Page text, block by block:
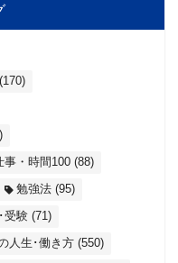
(170)
事・時間100 (88)
勉強法 (95)
受験 (71)
人生･働き方 (550)